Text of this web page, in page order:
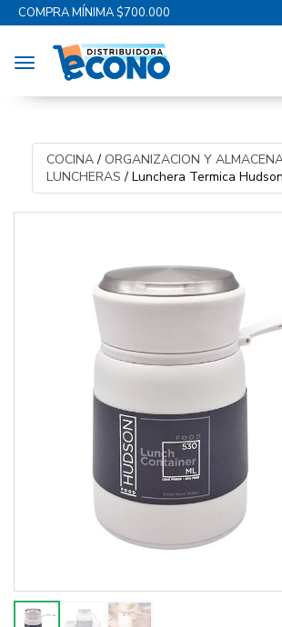
COMPRA MÍNIMA $700.000
Toggle navigation
COCINA/ ORGANIZACION Y
LUNCHERAS / Lunchera Termica